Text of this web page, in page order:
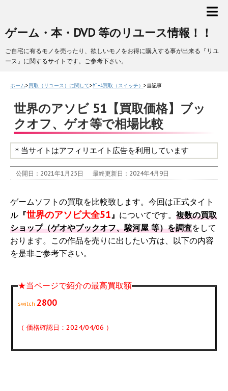
ゲーム・本・DVD 等のリユース情報！！
ご自宅に有るモノを売ったり、欲しいモノをお得に購入する事が出来る『リユ
ース』に関するサイトです。ご参考下さい。
ホーム>買取（リユース）に関して>ｹﾞｰﾑ買取（スイッチ） >当記事
世界のアソビ 51【買取価格】ブッ
クオフ、ゲオ等で相場比較
＊当サイトはアフィリエイト広告を利用しています
公開日：2021年1月25日 最終更新日：2024年4月9日
ゲームソフトの買取を比較致します。今回は正式タイト
ル 『世界のアソビ大全51』 についてです。 複数の買取
ショップ（ゲオやブックオフ、駿河屋 等）を調査をして
おります。この作品を売りに出したい方は、以下の内容
を是非ご参考下さい。
★当ページで紹介の最高買取額
switch 2800
（ 価格確認日：2024/04/06 ）